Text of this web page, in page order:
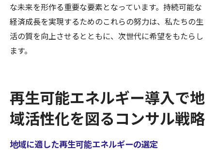
な未来を形作る重要な要素となっています。持続可能な
経済成長を実現するためのこれらの努力は、私たちの生
活の質を向上させるとともに、次世代に希望をもたらし
ます。
再生可能エネルギー導入で地
域活性化を図るコンサル戦略
地域に適した再生可能エネルギーの選定